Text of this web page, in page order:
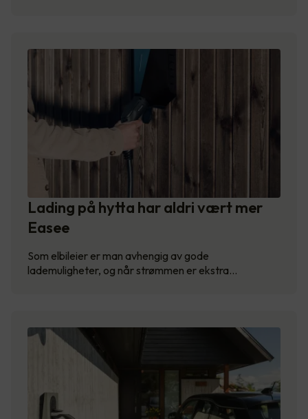
Lading på hytta har aldri vært mer
Easee
Som elbileier er man avhengig av gode
lademuligheter, og når strømmen er ekstra…